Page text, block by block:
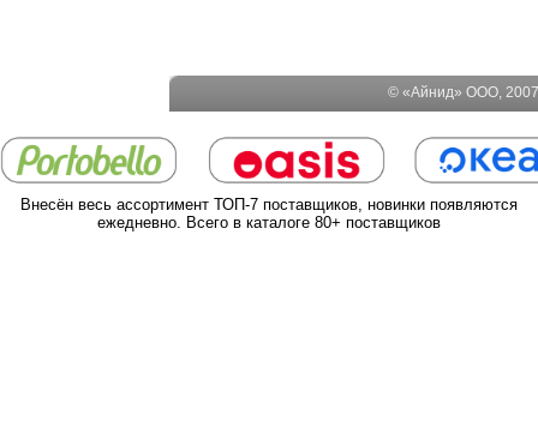
© «Айнид» ООО,
Внесён весь ассортимент ТОП-7 поставщиков, новинки появляются
ежедневно. Всего в каталоге 80+ поставщиков